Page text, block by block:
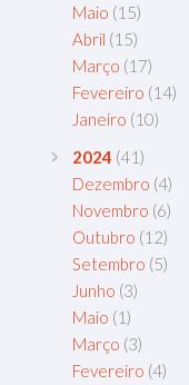
Maio (15)
Abril (15)
Março (17)
Fevereiro (14)
Janeiro (10)
2024 (41)
Dezembro (4)
Novembro (6)
Outubro (12)
Setembro (5)
Junho (3)
Maio (1)
Março (3)
Fevereiro (4)